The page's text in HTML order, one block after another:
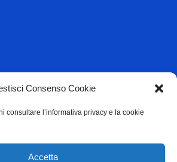
Consenso Cookie
consultare l’informativa privacy e la cookie
Accetta